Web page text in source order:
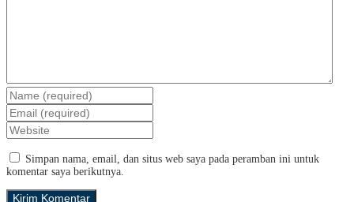
Simpan nama, email, dan situs web saya pada peramban ini untuk
komentar saya berikutnya.